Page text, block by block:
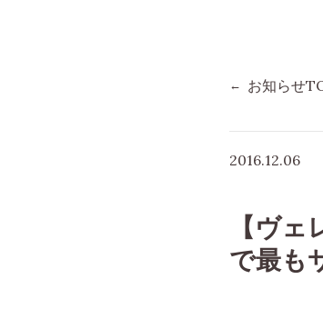
お知らせ
2016.12.06
【ヴ
で最も